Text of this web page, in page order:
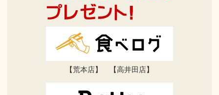
【荒本店】 【高井田店】